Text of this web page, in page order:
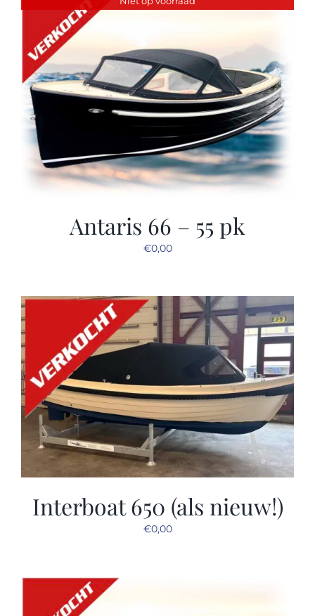
Sloep huren
Afspraak maken
Antaris 66 – 55 pk
€0,00
Interboat 650 (als nieuw!)
€0,00